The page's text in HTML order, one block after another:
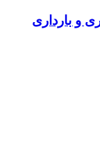
و بارداری